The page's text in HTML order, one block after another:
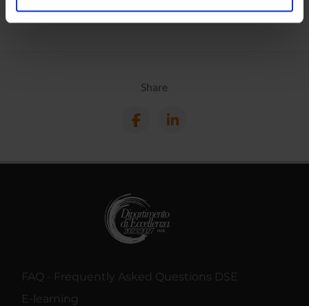
analizzare il nostro traffico. Condividiamo inoltre
raccolto dal tuo utilizzo dei loro servizi.
Share
FAQ - Frequently Asked Questions DSE
E-learning